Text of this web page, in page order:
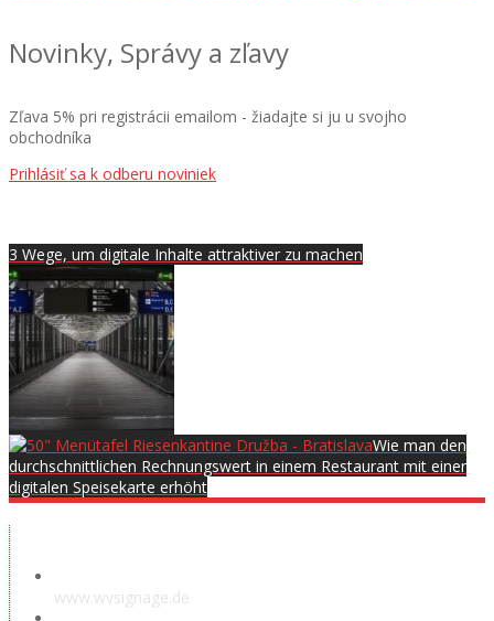
Novinky, Správy a zľavy
Zľava 5% pri registrácii emailom - žiadajte si ju u svojho
obchodníka
Prihlásiť sa k odberu noviniek
3 Wege, um digitale Inhalte attraktiver zu machen
Wie man den
durchschnittlichen Rechnungswert in einem Restaurant mit einer
digitalen Speisekarte erhöht
www.wvsignage.de